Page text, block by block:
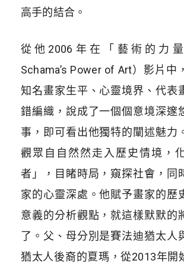
高手的結合。
從他2006年在「藝術的力
Schama’s Power of Art）影片中
知名畫家生平、心靈境界、代表
錯編織，說成了一個個意境深邃
事，即可看出他獨特的闡述魅力
觀眾自自然然走入歷史情境，
者」，目睹時局，窺探社會，同
家的心靈深處。他賦予畫家的歷
意義的分析觀點，就這樣默默的
了。父、母分別是賽法迪猶太人
猶太人後裔的夏瑪，從2013年開